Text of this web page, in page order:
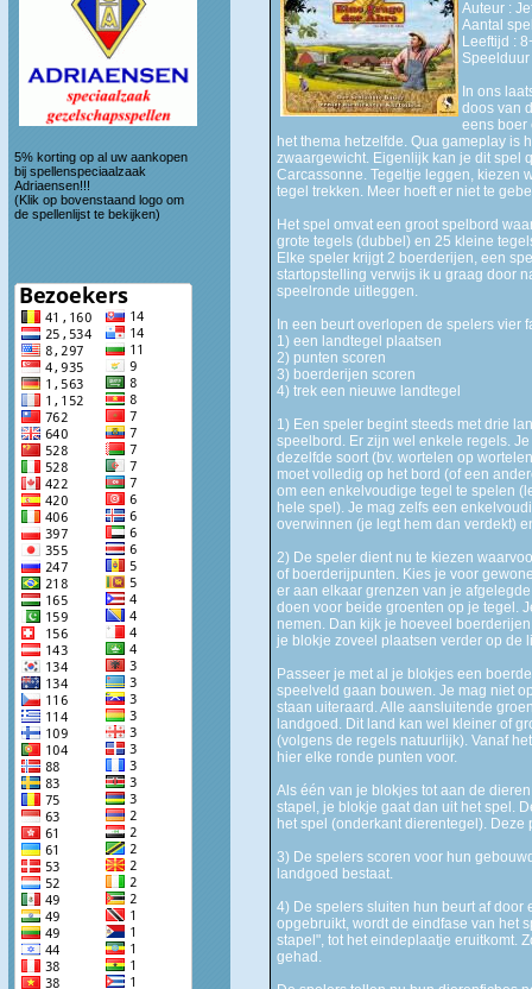
5% korting op al uw aankopen
bij spellenspeciaalzaak
Adriaensen!!!
(Klik op bovenstaand logo om
de spellenlijst te bekijken)
Auteur :
Aantal
Leeftijd :
In ons
doos van
eens boer
het thema hetzelfde. Qua gameplay is
zwaargewicht. Eigenlijk kan je dit spel
Carcassonne. Tegeltje leggen, kiezen
tegel trekken. Meer hoeft er niet te
Het spel omvat een groot spelbord
grote tegels (dubbel) en 25 kleine
Elke speler krijgt 2 boerderijen, een
startopstelling verwijs ik u graag door
speelronde uitleggen.
In een beurt overlopen de spelers vier
1) een landtegel plaatsen
2) punten scoren
3) boerderijen scoren
4) trek een nieuwe landtegel
1) Een speler begint steeds met drie
speelbord. Er zijn wel enkele regels.
dezelfde soort (bv. wortelen op
moet volledig op het bord (of een
om een enkelvoudige tegel te spelen
hele spel). Je mag zelfs een
overwinnen (je legt hem dan verdekt)
2) De speler dient nu te kiezen
of boerderijpunten. Kies je voor
er aan elkaar grenzen van je
doen voor beide groenten op je tegel.
nemen. Dan kijk je hoeveel
je blokje zoveel plaatsen verder op
Passeer je met al je blokjes een
speelveld gaan bouwen. Je mag niet
staan uiteraard. Alle aansluitende
landgoed. Dit land kan wel kleiner of
(volgens de regels natuurlijk). Vanaf
hier elke ronde punten voor.
Als één van je blokjes tot aan de
stapel, je blokje gaat dan uit het spel.
het spel (onderkant dierentegel).
3) De spelers scoren voor hun
landgoed bestaat.
4) De spelers sluiten hun beurt af door
opgebruikt, wordt de eindfase van het
stapel", tot het eindeplaatje eruitkomt.
gehad.